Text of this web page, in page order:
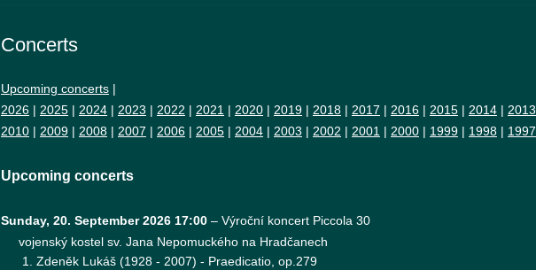
Concerts
Upcoming concerts |
2026 | 2025 | 2024 | 2023 | 2022 | 2021 | 2020 | 2019 | 2018 | 2017 | 2016 | 2015 | 2014 | 2013
2010 | 2009 | 2008 | 2007 | 2006 | 2005 | 2004 | 2003 | 2002 | 2001 | 2000 | 1999 | 1998 | 1997
Upcoming concerts
Sunday, 20. September 2026 17:00 – Výroční koncert Piccola 30
vojenský kostel sv. Jana Nepomuckého na Hradčanech
Zdeněk Lukáš (1928 - 2007) - Praedicatio, op.279